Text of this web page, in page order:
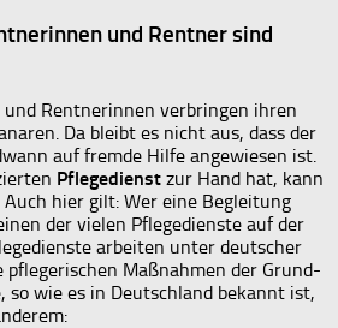
und Rentner sind
Rentnerinnen verbringen ihren
Da bleibt es nicht aus, dass der
auf fremde Hilfe angewiesen ist.
Pflegedienst zur Hand hat, kann
hier gilt: Wer eine Begleitung
der vielen Pflegedienste auf der
arbeiten unter deutscher
pflegerischen Maßnahmen der Grund-
so wie es in Deutschland bekannt ist,